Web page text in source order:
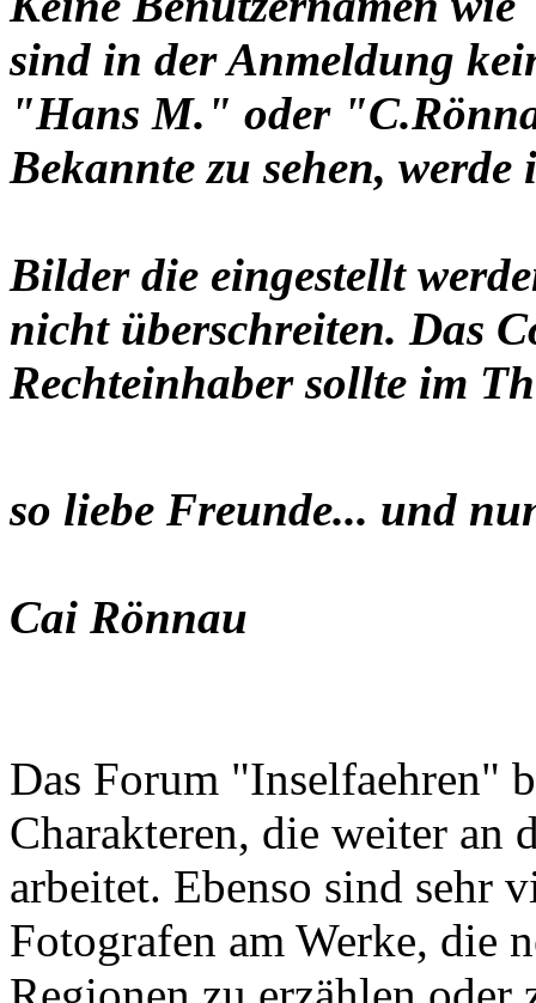
sind in der Anmeldung
"Hans M." oder
Bekannte zu sehen,
Bilder die eingestellt
nicht überschreiten. Das
Rechteinhaber sollte im
so liebe Freunde... und
Cai Rönnau
Das Forum "Inselfaehren"
Charakteren, die weiter an
arbeitet. Ebenso sind sehr
Fotografen am Werke, die